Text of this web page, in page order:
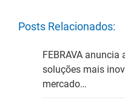
Posts Relacionados:
FEBRAVA anuncia
soluções mais
mercado…